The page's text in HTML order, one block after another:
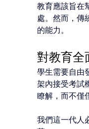
教育應該旨在
處。然而，傳
的能力。
對教育全
學生需要自由
架內接受考試
瞭解，而不僅
我們這一代人